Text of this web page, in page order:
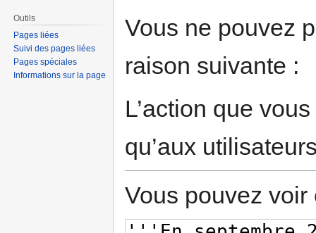
à
navigation
à
recherche
Vous ne pouvez
raison suivante :
L’action que
qu’aux
Vous pouvez
Outils
Pages liées
Suivi des pages liées
Pages spéciales
Informations sur la page